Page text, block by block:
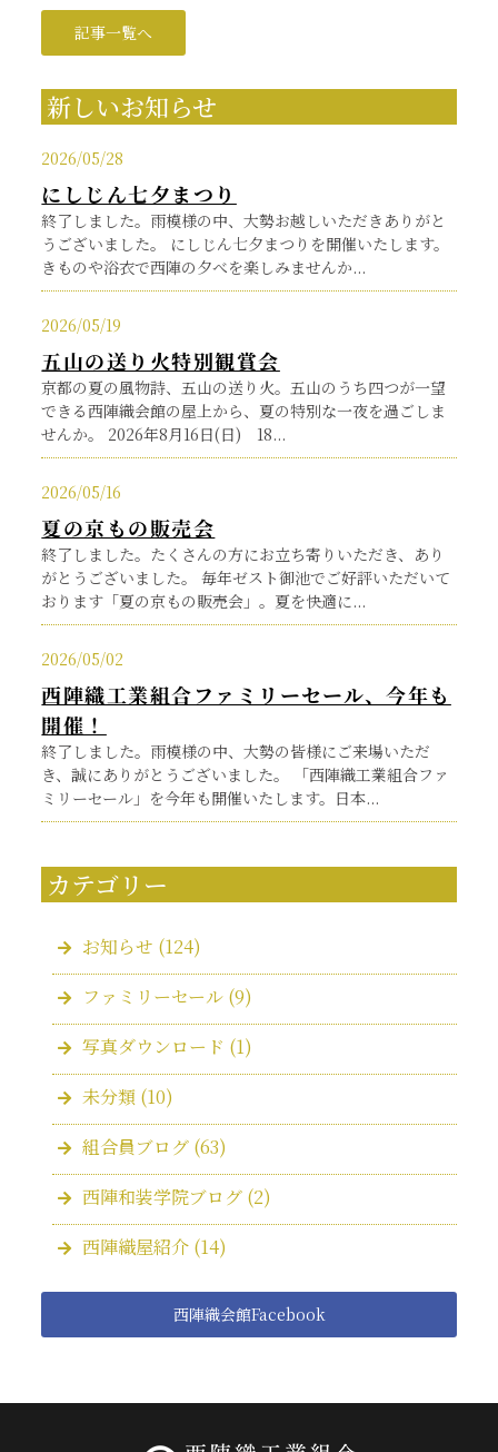
記事一覧へ
新しいお知らせ
2026/05/28
にしじん七夕まつり
終了しました。雨模様の中、大勢お越しいただきありがと
うございました。 にしじん七夕まつりを開催いたします。
きものや浴衣で西陣の夕べを楽しみませんか...
2026/05/19
五山の送り火特別観賞会
京都の夏の風物詩、五山の送り火。五山のうち四つが一望
できる西陣織会館の屋上から、夏の特別な一夜を過ごしま
せんか。 2026年8月16日(日) 18...
2026/05/16
夏の京もの販売会
終了しました。たくさんの方にお立ち寄りいただき、あり
がとうございました。 毎年ゼスト御池でご好評いただいて
おります「夏の京もの販売会」。夏を快適に...
2026/05/02
西陣織工業組合ファミリーセール、今年も
開催！
終了しました。雨模様の中、大勢の皆様にご来場いただ
き、誠にありがとうございました。 「西陣織工業組合ファ
ミリーセール」を今年も開催いたします。日本...
カテゴリー
お知らせ (124)
ファミリーセール (9)
写真ダウンロード (1)
未分類 (10)
組合員ブログ (63)
西陣和装学院ブログ (2)
西陣織屋紹介 (14)
西陣織会館Facebook